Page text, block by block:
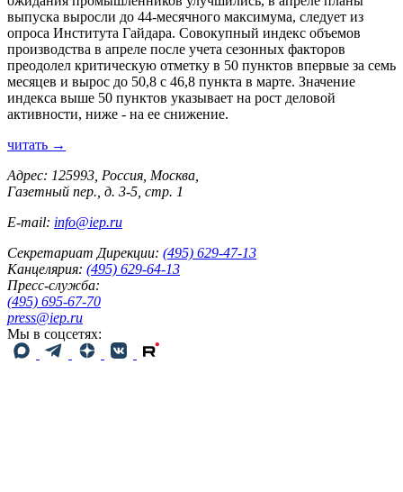
выпуска выросли до 44-месячного максимума, следует из
опроса Института Гайдара. Совокупный индекс объемов
производства в апреле после учета сезонных факторов
преодолел критическую отметку в 50 пунктов впервые за семь
месяцев и вырос до 50,8 с 46,8 пункта в марте. Значение
индекса выше 50 пунктов указывает на рост деловой
активности, ниже - на ее снижение.
читать →
Адрес: 125993, Россия, Москва,
Газетный пер., д. 3-5, стр. 1
E-mail: info@iep.ru
Секретариат Дирекции: (495) 629-47-13
Канцелярия: (495) 629-64-13
Пресс-служба:
(495) 695-67-70
press@iep.ru
Мы в соцсетях: